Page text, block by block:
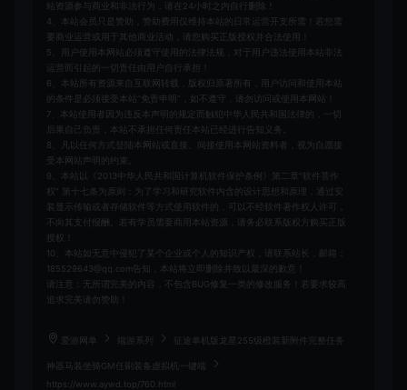
站资源参与商业和非法行为，请在24小时之内自行删除！
4、本站会员只是赞助，赞助费用仅维持本站的日常运营开支所需！若您需
要商业运营或用于其他商业活动，请您购买正版授权并合法使用！
5、用户使用本网站必须遵守使用的法律法规，对于用户违法使用本站非法
运营而引起的一切责任由用户自行承担！
6、本站所有资源来自互联网转载，版权归原著所有，用户访问和使用本站
的条件是必须接受本站“免责申明”，如不遵守，请勿访问或使用本网站！
7、本站使用者因为违反本声明的规定而触犯中华人民共和国法律的，一切
后果自己负责，本站不承担任何责任本站已经进行告知义务。
8、凡以任何方式登陆本网站或直接、间接使用本网站资料者，视为自愿接
受本网站声明的约束。
9、本站以《2013中华人民共和国计算机软件保护条例》第二章"软件菩作
权” 第十七条为原则：为了学习和研究软件内含的设计思想和原理，通过安
装显示传输或者存储软件等方式使用软件的，可以不经软件著作权人许可，
不向其支付报酬。若有学员需要商用本站资源，请务必联系版权方购买正版
授权！
10、本站如无意中侵犯了某个企业或个人的知识产权，请联系站长，邮箱：
185529643@qq.com告知，本站将立即删除并致以最深的歉意！
请注意：无所谓完美的内容，不包含BUG修复一类的修改服务！若要求较高
追求完美请勿赞助！
爱游网单 端游系列 征途单机版龙星255级橙装新附件完整任务
神器马装坐骑GM任刷装备虚拟机一键端
https://www.aywd.top/760.html